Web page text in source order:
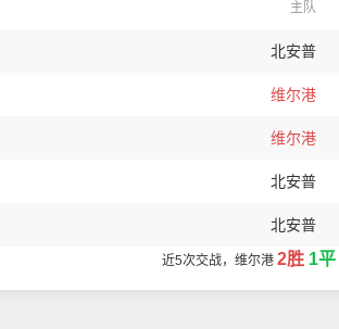
主队
北安普
维尔港
维尔港
北安普
北安普
近5次交战，维尔港 2胜 1平